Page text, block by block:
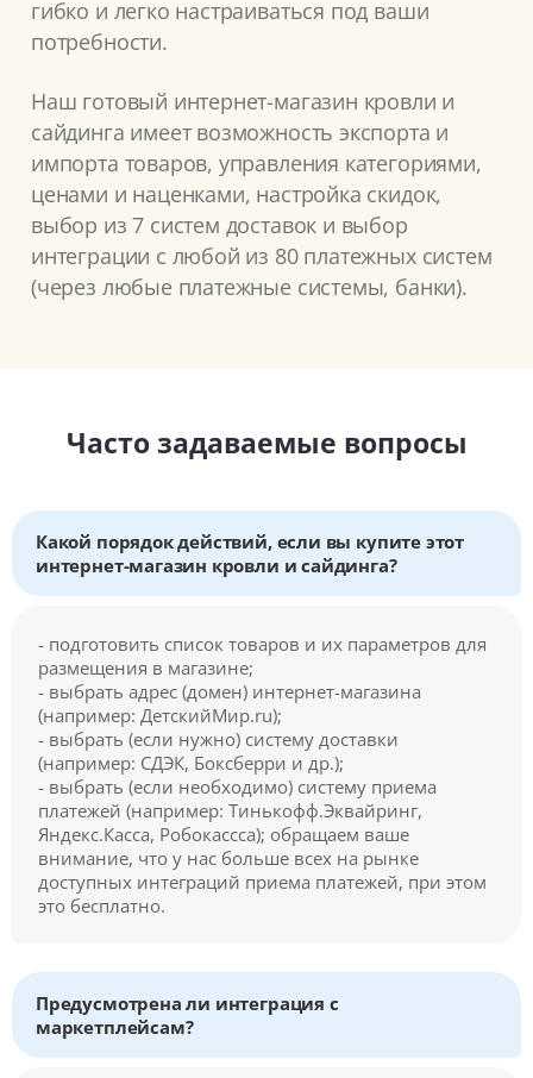
гибко и легко настраиваться под ваши
потребности.
Наш готовый интернет-магазин кровли и
сайдинга имеет возможность экспорта и
импорта товаров, управления категориями,
ценами и наценками, настройка скидок,
выбор из 7 систем доставок и выбор
интеграции с любой из 80 платежных систем
(через любые платежные системы, банки).
Часто задаваемые вопросы
Какой порядок действий, если вы купите этот
интернет-магазин кровли и сайдинга?
- подготовить список товаров и их параметров для
размещения в магазине;
- выбрать адрес (домен) интернет-магазина
(например: ДетскийМир.ru);
- выбрать (если нужно) систему доставки
(например: СДЭК, Боксберри и др.);
- выбрать (если необходимо) систему приема
платежей (например: Тинькофф.Эквайринг,
Яндекс.Касса, Робокассса); обращаем ваше
внимание, что у нас больше всех на рынке
доступных интеграций приема платежей, при этом
это бесплатно.
Предусмотрена ли интеграция с
маркетплейсам?